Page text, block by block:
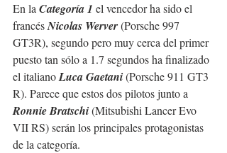
En la Categoría 1 el vencedor ha sido el
francés Nicolas Werver (Porsche 997
GT3R), segundo pero muy cerca del primer
puesto tan sólo a 1.7 segundos ha finalizado
el italiano Luca Gaetani (Porsche 911 GT3
R). Parece que estos dos pilotos junto a
Ronnie Bratschi (Mitsubishi Lancer Evo
VII RS) serán los principales protagonistas
de la categoría.